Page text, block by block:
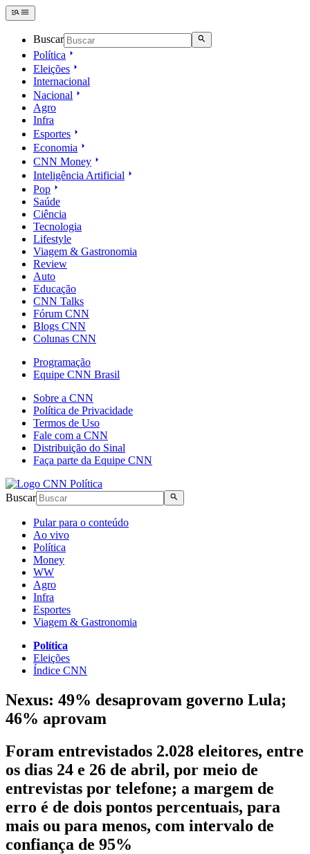
Buscar
Política
Eleições
Internacional
Nacional
Agro
Infra
Esportes
Economia
CNN Money
Inteligência Artificial
Pop
Saúde
Ciência
Tecnologia
Lifestyle
Viagem & Gastronomia
Review
Auto
Educação
CNN Talks
Fórum CNN
Blogs CNN
Colunas CNN
Programação
Equipe CNN Brasil
Sobre a CNN
Política de Privacidade
Termos de Uso
Fale com a CNN
Distribuição do Sinal
Faça parte da Equipe CNN
Buscar
Pular para o conteúdo
Ao vivo
Política
Money
WW
Agro
Infra
Esportes
Viagem & Gastronomia
Política
Eleições
Índice CNN
Nexus: 49% desaprovam governo Lula;
46% aprovam
Foram entrevistados 2.028 eleitores, entre
os dias 24 e 26 de abril, por meio de
entrevistas por telefone; a margem de
erro é de dois pontos percentuais, para
mais ou para menos, com intervalo de
confiança de 95%